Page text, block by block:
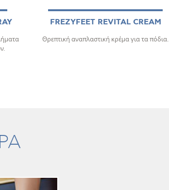
FREZYFEET REVITAL CREAM
Θρεπτική αναπλαστική κρέμα για τα πόδια.